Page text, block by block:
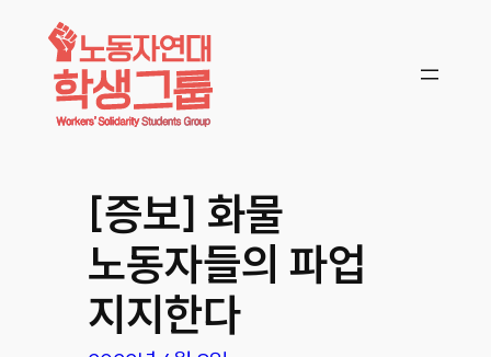
콘텐츠로
바로가기
[증보] 화물
노동자들의 파업
지지한다